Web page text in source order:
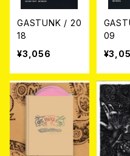
GASTUNK / 20
18
¥3,056
09